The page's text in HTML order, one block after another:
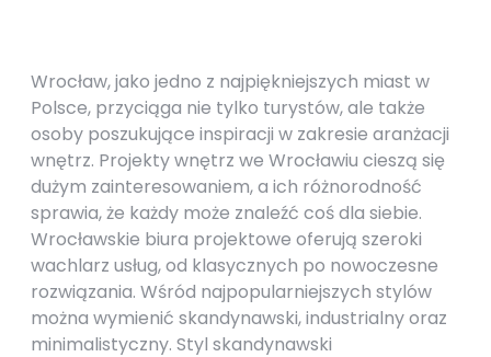
Wrocław, jako jedno z najpiękniejszych miast w
Polsce, przyciąga nie tylko turystów, ale także
osoby poszukujące inspiracji w zakresie aranżacji
wnętrz. Projekty wnętrz we Wrocławiu cieszą się
dużym zainteresowaniem, a ich różnorodność
sprawia, że każdy może znaleźć coś dla siebie.
Wrocławskie biura projektowe oferują szeroki
wachlarz usług, od klasycznych po nowoczesne
rozwiązania. Wśród najpopularniejszych stylów
można wymienić skandynawski, industrialny oraz
minimalistyczny. Styl skandynawski